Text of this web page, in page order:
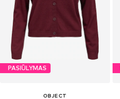
PASIŪLYMAS
OBJECT